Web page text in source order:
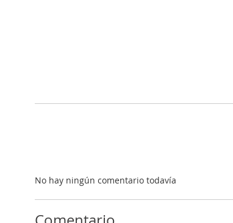
DISEÑO DE
No hay ningún comentario todavía